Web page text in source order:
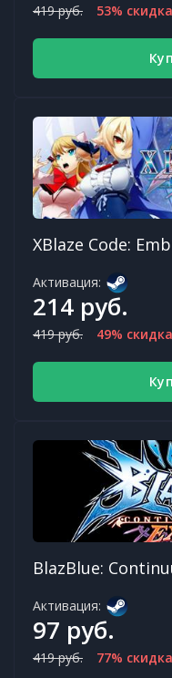
419 руб. 53% скидка
XBlaze Code:
Активация:
214 руб.
419 руб. 49% скидка
BlazBlue:
Активация:
97 руб.
419 руб. 77% скидка